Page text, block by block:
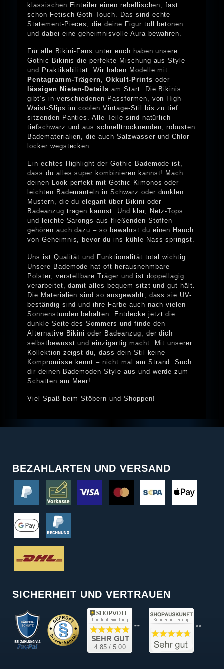
klassischen Einteiler einen rebellischen, fast
schon Fetisch-Goth-Touch. Das sind echte
Statement-Pieces, die deine Figur toll betonen
und dabei eine geheimnisvolle Aura bewahren.
Für alle Bikini-Fans unter euch haben unsere
Gothic Bikinis die perfekte Mischung aus Style
und Praktikabilität. Wir haben Modelle mit
Pentagramm-Trägern ,Okkult-Prints oder
lässigen Nieten-Details am Start. Die Bikinis
gibt’s in verschiedenen Passformen, von High-
Waist-Slips im coolen Vintage-Stil bis zu tief
sitzenden Panties. Alle Teile sind natürlich
tiefschwarz und aus schnelltrocknenden, robusten
Badematerialien, die auch Salzwasser und Chlor
locker wegstecken.
Ein echtes Highlight der Gothic Bademode ist,
dass du alles super kombinieren kannst! Mach
deinen Look perfekt mit Gothic Kimonos oder
leichten Bademänteln in Schwarz oder dunklen
Mustern, die du elegant über Bikini oder
Badeanzug tragen kannst. Und klar, Netz-Tops
und leichte Sarongs aus fließenden Stoffen
gehören auch dazu – so bewahrst du einen Hauch
von Geheimnis, bevor du ins kühle Nass springst.
Uns ist Qualität und Funktionalität total wichtig.
Unsere Bademode hat oft herausnehmbare
Polster, verstellbare Träger und ist doppellagig
verarbeitet, damit alles bequem sitzt und gut hält.
Die Materialien sind so ausgewählt, dass sie UV-
beständig sind und ihre Farbe auch nach vielen
Sonnenstunden behalten. Entdecke jetzt die
dunkle Seite des Sommers und finde den
Alternative Bikini oder Badeanzug, der dich
selbstbewusst und einzigartig macht. Mit unserer
Kollektion zeigst du, dass dein Stil keine
Kompromisse kennt – nicht mal am Strand. Such
dir deinen Bademoden-Style aus und werde zum
Schatten am Meer!
Viel Spaß beim Stöbern und Shoppen!
BEZAHLARTEN UND VERSAND
SICHERHEIT UND VERTRAUEN
** **